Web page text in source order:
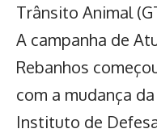
Trânsito Animal
A campanha de
Rebanhos
com a mudança
Instituto de